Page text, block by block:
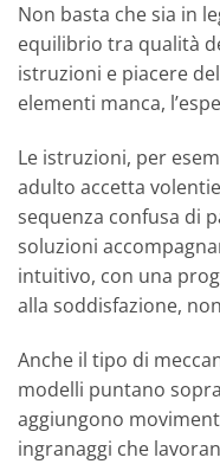
Non basta che sia in
equilibrio tra qualità
istruzioni e piacere
elementi manca,
Le istruzioni, per
adulto accetta
sequenza confusa di
soluzioni
intuitivo, con una
alla soddisfazione,
Anche il tipo di
modelli puntano
aggiungono
ingranaggi che